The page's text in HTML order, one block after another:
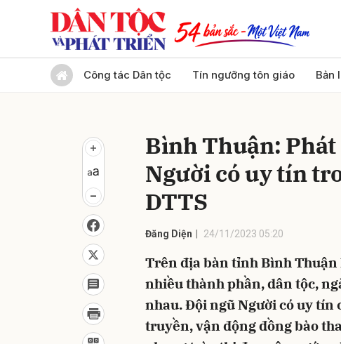
Công tác Dân tộc Tín ngưỡng tôn giáo Bản
Bình Thuận:
Người có uy tín
DTTS
Đăng Diện 24/11/2023 05:20
Trên địa bàn tỉnh Bình Thuận
nhiều thành phần, dân tộc,
nhau. Đội ngũ Người có uy
truyền, vận động đồng bào
Gửi